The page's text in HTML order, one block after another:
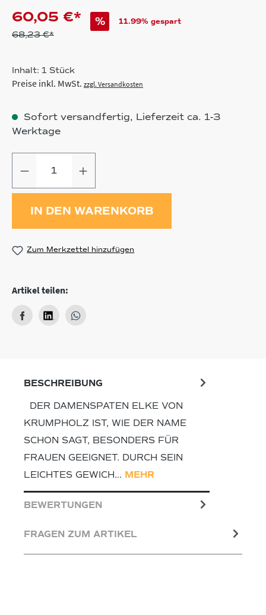
60,05 €*
68,23 €*
% 11.99% gespart
Inhalt: 1 Stück
Preise inkl. MwSt. zzgl. Versandkosten
Sofort versandfertig, Lieferzeit ca. 1-3
Werktage
IN DEN WARENKORB
Zum Merkzettel hinzufügen
Artikel teilen:
BESCHREIBUNG
DER DAMENSPATEN ELKE VON
KRUMPHOLZ IST, WIE DER NAME
SCHON SAGT, BESONDERS FÜR
FRAUEN GEEIGNET. DURCH SEIN
LEICHTES GEWICH… MEHR
BEWERTUNGEN
FRAGEN ZUM ARTIKEL